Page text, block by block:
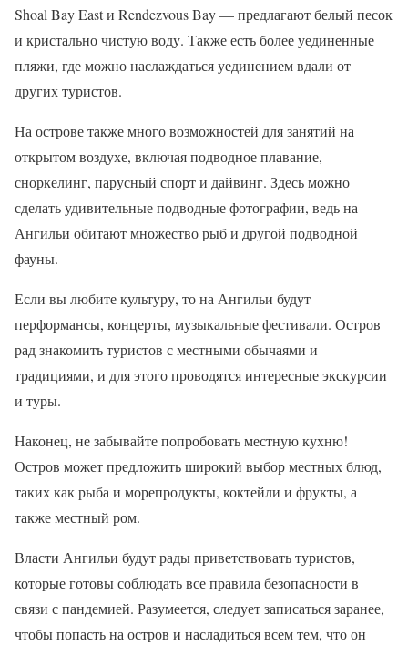
Shoal Bay East и Rendezvous Bay — предлагают белый песок
и кристально чистую воду. Также есть более уединенные
пляжи, где можно наслаждаться уединением вдали от
других туристов.
На острове также много возможностей для занятий на
открытом воздухе, включая подводное плавание,
сноркелинг, парусный спорт и дайвинг. Здесь можно
сделать удивительные подводные фотографии, ведь на
Ангильи обитают множество рыб и другой подводной
фауны.
Если вы любите культуру, то на Ангильи будут
перформансы, концерты, музыкальные фестивали. Остров
рад знакомить туристов с местными обычаями и
традициями, и для этого проводятся интересные экскурсии
и туры.
Наконец, не забывайте попробовать местную кухню!
Остров может предложить широкий выбор местных блюд,
таких как рыба и морепродукты, коктейли и фрукты, а
также местный ром.
Власти Ангильи будут рады приветствовать туристов,
которые готовы соблюдать все правила безопасности в
связи с пандемией. Разумеется, следует записаться заранее,
чтобы попасть на остров и насладиться всем тем, что он